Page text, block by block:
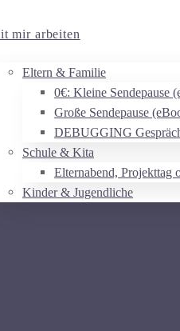
mir arbeiten
Eltern & Familie
0€: Kleine Sendepause
Große Sendepause
DEBUGGING
Schule & Kita
Elternabend, Projekttag
Kinder & Jugendliche